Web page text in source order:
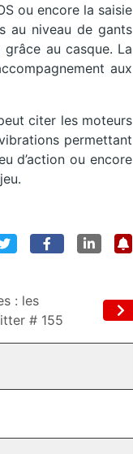
ou encore la saisie
au niveau de gants
au casque. La
aux
citer les moteurs
permettant
d’action ou encore
: les
# 155